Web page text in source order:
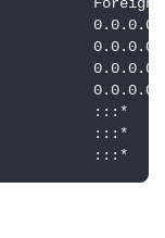
:::123
:::21826
:::*